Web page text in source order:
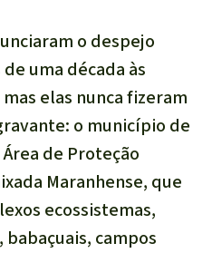
o despejo
uma década às
elas nunca fizeram
o município de
de Proteção
Maranhense, que
ecossistemas,
campos